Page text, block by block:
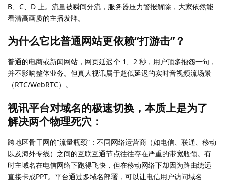
B、C、D 上。流量被瞬间分流，服务器压力警报解除，大家依然能
看清高画质的主播发牌。
为什么它比普通网站更依赖“打游击”？
普通的电商或新闻网站，网页延迟个 1、2 秒，用户顶多抱怨一句，
并不影响整体业务。但真人视讯属于超低延迟的实时音视频流场景
（RTC/WebRTC）。
视讯平台对域名的极速切换，本质上是为了
解决两个物理死穴：
跨地区骨干网的“流量瓶颈”：不同网络运营商（如电信、联通、移动
以及海外专线）之间的互联互通节点往往存在严重的带宽瓶颈。有
时主域名在电信网络下跑得飞快，但在移动网络下却因为路由绕远
直接卡成PPT。平台通过多域名部署，可以让电信用户访问域名